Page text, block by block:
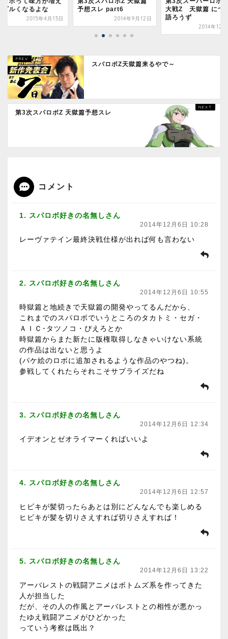
スレ part6
2014年9月12日
大戦Z 天獄篇 について
2014年12月26日
ｚｚｚｚｚｚｚｚｚ
スパロボZ天獄篇来るやで～
第3次スパロボZ 天獄篇予想スレ
コメント
1. スパロボ好きの名無しさん
2014年12月6日 10:28
レーヴァテイン最終決戦仕様が出れば何も言わない
2. スパロボ好きの名無しさん
2014年12月6日 10:55
時獄篇と地続きで天獄篇の開発やってるんだから、
これまでのスパロボでいうところのタカトミ・セガ・
ＡＩＣ･タツノコ・ぴえろとか
時獄篇からまた新たに版権取得しなきゃいけない系統
の作品は出ないと思うよ
(パケ絵のロボに追加されるような作品のやつね)。
参戦してくれたらそれこそサプライズだね
3. スパロボ好きの名無しさん
2014年12月6日 12:34
イデオンとゼオライマーくればいいよ
4. スパロボ好きの名無しさん
2014年12月6日 12:57
ヒビキが髪切ったらあとは別にどんなんでも楽しめる
ヒビキが髪を切りさえすれば切りさえすれば！
5. スパロボ好きの名無しさん
2014年12月6日 13:22
アーバレストの戦闘アニメはボトムズ系を作ってきた
人が担当した
だが、その人の作風とアーバレストとの相性が悪かっ
たゆえ戦闘アニメがひどかった
っていう考察は既出？